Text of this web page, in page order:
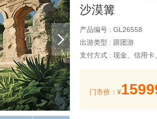
沙漠篝
产品编号 : GL26558
出游类型 : 跟团游
支付方式 : 现金、信用卡
门市价：¥